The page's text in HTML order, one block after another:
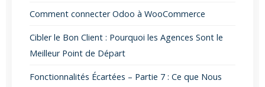
Comment connecter Odoo à WooCommerce
Cibler le Bon Client : Pourquoi les Agences Sont le
Meilleur Point de Départ
Fonctionnalités Écartées – Partie 7 : Ce que Nous